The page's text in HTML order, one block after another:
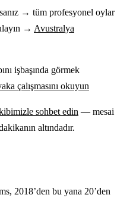
→ tüm profesyonel oylar
→ Avustralya
işbaşında görmek
çalışmasını okuyun
sohbet edin — mesai
altındadır.
2018’den bu yana 20’den